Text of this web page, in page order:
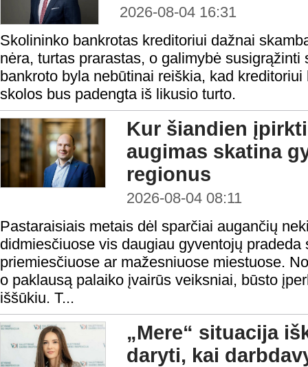
2026-08-04 16:31
Skolininko bankrotas kreditoriui dažnai
nėra, turtas prarastas, o galimybė susigrąžinti
bankroto byla nebūtinai reiškia, kad
skolos bus padengta iš likusio turto.
Kur šiandien
augimas skatina
regionus
2026-08-04 08:11
Pastaraisiais metais dėl sparčiai augančių
didmiesčiuose vis daugiau gyventojų pradeda
priemiesčiuose ar mažesniuose miestuose.
o paklausą palaiko įvairūs veiksniai, būsto
iššūkiu. T...
„Mere“ situacija
daryti, kai